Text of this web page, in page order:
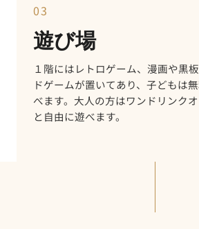
03
遊び場
１階にはレトロゲーム、漫画や黒
ドゲームが置いてあり、子どもは
べます。大人の方はワンドリンク
と自由に遊べます。